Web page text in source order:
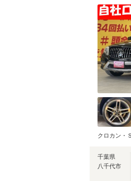
クロカン・
千葉県
八千代市